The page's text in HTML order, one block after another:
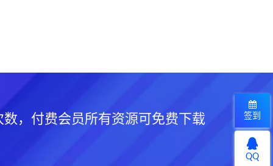
，付费会员所有资源可免费下载 签到
QQ